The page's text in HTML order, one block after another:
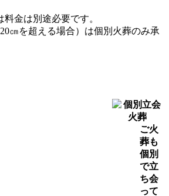
金は別途必要です。
㎝を超える場合）は個別火葬のみ承
ご火
葬も
個別
で立
ち会
って